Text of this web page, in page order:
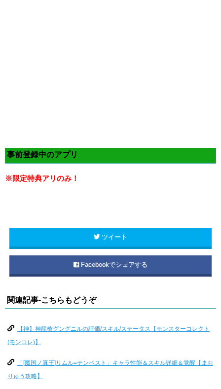
事前登録中のアプリ
※限定特典アリのみ！
ツイート
Facebookでシェアする
関連記事-こちらもどうぞ
【神】神龍槍グングニルの評価/スキル/ステータス【モンスターコレクト
(モンコレ)】
「[魔国ノ真王]リムル=テンペスト」キャラ性能＆スキル詳細＆覚醒【まお
りゅう攻略】